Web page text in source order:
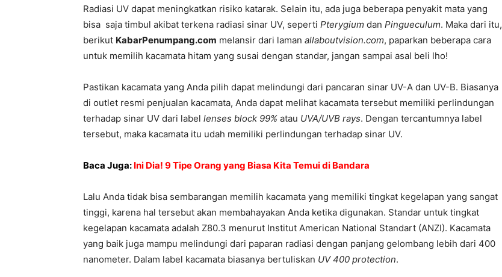
Radiasi UV dapat meningkatkan risiko katarak. Selain itu, ada juga beberapa penyakit mata yang
bisa saja timbul akibat terkena radiasi sinar UV, seperti Pterygium dan Pingueculum. Maka dari itu,
berikut KabarPenumpang.com melansir dari laman allaboutvision.com, paparkan beberapa cara
untuk memilih kacamata hitam yang susai dengan standar, jangan sampai asal beli lho!
Pastikan kacamata yang Anda pilih dapat melindungi dari pancaran sinar UV-A dan UV-B. Biasanya
di outlet resmi penjualan kacamata, Anda dapat melihat kacamata tersebut memiliki perlindungan
terhadap sinar UV dari label lenses block 99% atau UVA/UVB rays. Dengan tercantumnya label
tersebut, maka kacamata itu udah memiliki perlindungan terhadap sinar UV.
Baca Juga: Ini Dia! 9 Tipe Orang yang Biasa Kita Temui di Bandara
Lalu Anda tidak bisa sembarangan memilih kacamata yang memiliki tingkat kegelapan yang sangat
tinggi, karena hal tersebut akan membahayakan Anda ketika digunakan. Standar untuk tingkat
kegelapan kacamata adalah Z80.3 menurut Institut American National Standart (ANZI). Kacamata
yang baik juga mampu melindungi dari paparan radiasi dengan panjang gelombang lebih dari 400
nanometer. Dalam label kacamata biasanya bertuliskan UV 400 protection.